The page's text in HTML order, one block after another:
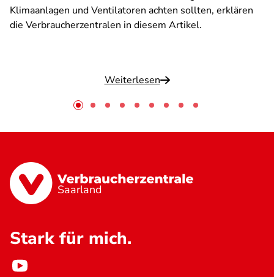
Klimaanlagen und Ventilatoren achten sollten, erklären
die Verbraucherzentralen in diesem Artikel.
Weiterlesen
Saarland
Stark für mich.